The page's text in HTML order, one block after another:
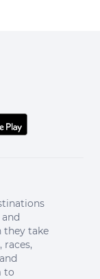
they take
races,
to